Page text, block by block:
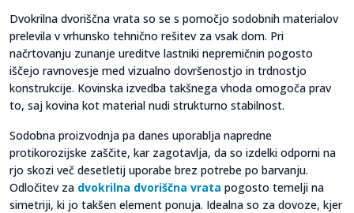
Dvokrilna dvoriščna vrata so se s pomočjo sodobnih materialov
prelevila v vrhunsko tehnično rešitev za vsak dom. Pri
načrtovanju zunanje ureditve lastniki nepremičnin pogosto
iščejo ravnovesje med vizualno dovršenostjo in trdnostjo
konstrukcije. Kovinska izvedba takšnega vhoda omogoča prav
to, saj kovina kot material nudi strukturno stabilnost.
Sodobna proizvodnja pa danes uporablja napredne
protikorozijske zaščite, kar zagotavlja, da so izdelki odporni na
rjo skozi več desetletij uporabe brez potrebe po barvanju.
Odločitev za dvokrilna dvoriščna vrata pogosto temelji na
simetriji, ki jo takšen element ponuja. Idealna so za dovoze, kjer